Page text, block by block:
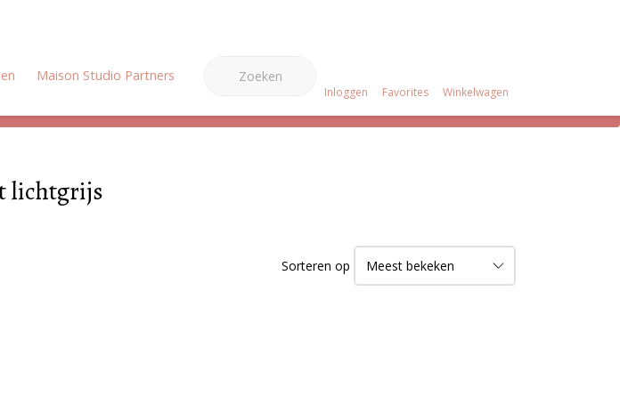
Maison Studio Partners Onze Merken
Inloggen Favorites Winkelwagen
lichtgrijs
Sorteren op